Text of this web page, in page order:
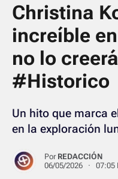
Christina
increíble
no lo
#Historico
Un hito que marca
en la exploración
Por REDACCIÓN
06/05/2026 · 07:05